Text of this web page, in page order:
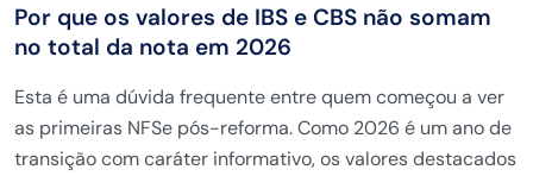
Por que os valores de IBS e CBS não somam
no total da nota em 2026
Esta é uma dúvida frequente entre quem começou a ver
as primeiras NFSe pós-reforma. Como 2026 é um ano de
transição com caráter informativo, os valores destacados